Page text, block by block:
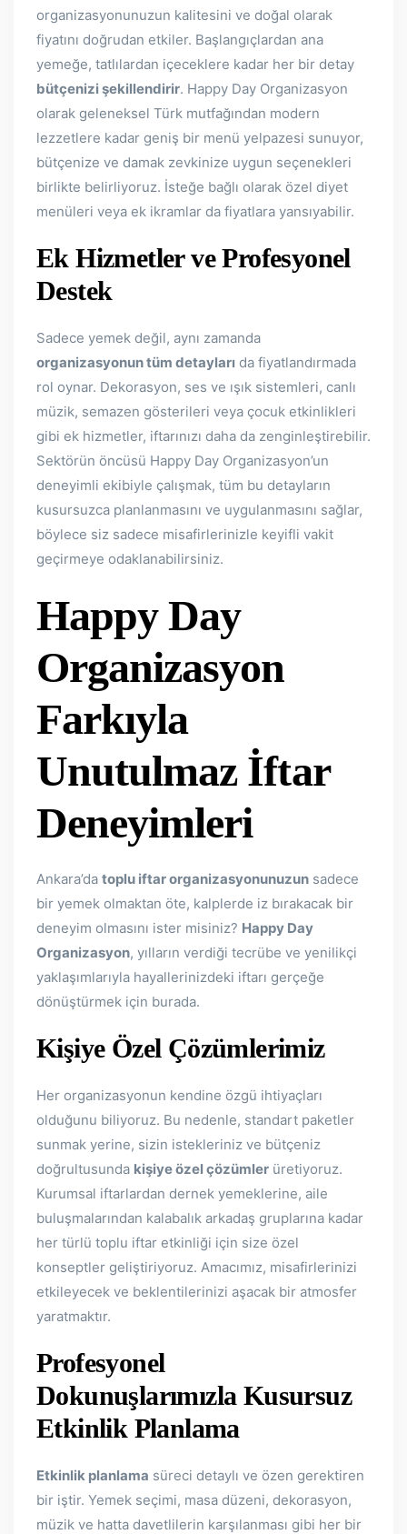
organizasyonunuzun kalitesini ve doğal olarak
fiyatını doğrudan etkiler. Başlangıçlardan ana
yemeğe, tatlılardan içeceklere kadar her bir detay
bütçenizi şekillendirir. Happy Day Organizasyon
olarak geleneksel Türk mutfağından modern
lezzetlere kadar geniş bir menü yelpazesi sunuyor,
bütçenize ve damak zevkinize uygun seçenekleri
birlikte belirliyoruz. İsteğe bağlı olarak özel diyet
menüleri veya ek ikramlar da fiyatlara yansıyabilir.
Ek Hizmetler ve Profesyonel
Destek
Sadece yemek değil, aynı zamanda
organizasyonun tüm detayları da fiyatlandırmada
rol oynar. Dekorasyon, ses ve ışık sistemleri, canlı
müzik, semazen gösterileri veya çocuk etkinlikleri
gibi ek hizmetler, iftarınızı daha da zenginleştirebilir.
Sektörün öncüsü Happy Day Organizasyon’un
deneyimli ekibiyle çalışmak, tüm bu detayların
kusursuzca planlanmasını ve uygulanmasını sağlar,
böylece siz sadece misafirlerinizle keyifli vakit
geçirmeye odaklanabilirsiniz.
Happy Day
Organizasyon
Farkıyla
Unutulmaz İftar
Deneyimleri
Ankara’da toplu iftar organizasyonunuzun sadece
bir yemek olmaktan öte, kalplerde iz bırakacak bir
deneyim olmasını ister misiniz? Happy Day
Organizasyon, yılların verdiği tecrübe ve yenilikçi
yaklaşımlarıyla hayallerinizdeki iftarı gerçeğe
dönüştürmek için burada.
Kişiye Özel Çözümlerimiz
Her organizasyonun kendine özgü ihtiyaçları
olduğunu biliyoruz. Bu nedenle, standart paketler
sunmak yerine, sizin istekleriniz ve bütçeniz
doğrultusunda kişiye özel çözümler üretiyoruz.
Kurumsal iftarlardan dernek yemeklerine, aile
buluşmalarından kalabalık arkadaş gruplarına kadar
her türlü toplu iftar etkinliği için size özel
konseptler geliştiriyoruz. Amacımız, misafirlerinizi
etkileyecek ve beklentilerinizi aşacak bir atmosfer
yaratmaktır.
Profesyonel
Dokunuşlarımızla Kusursuz
Etkinlik Planlama
Etkinlik planlama süreci detaylı ve özen gerektiren
bir iştir. Yemek seçimi, masa düzeni, dekorasyon,
müzik ve hatta davetlilerin karşılanması gibi her bir